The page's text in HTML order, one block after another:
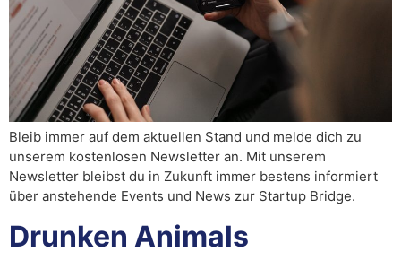
Bleib immer auf dem aktuellen Stand und melde dich zu
unserem kostenlosen Newsletter an. Mit unserem
Newsletter bleibst du in Zukunft immer bestens informiert
über anstehende Events und News zur Startup Bridge.
Drunken Animals